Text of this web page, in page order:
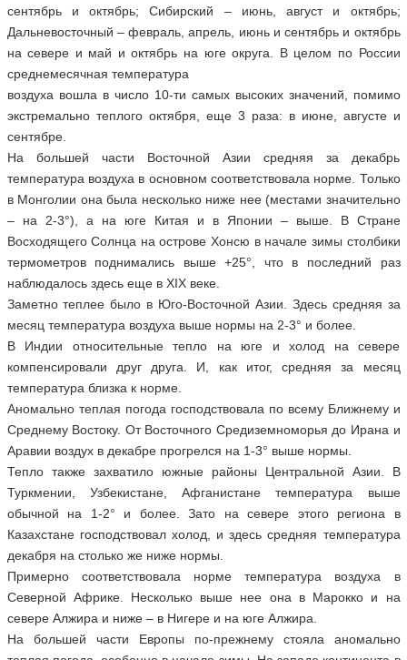
сентябрь и октябрь; Сибирский – июнь, август и октябрь;
Дальневосточный – февраль, апрель, июнь и сентябрь и октябрь
на севере и май и октябрь на юге округа. В целом по России
среднемесячная температура
воздуха вошла в число 10-ти самых высоких значений, помимо
экстремально теплого октября, еще 3 раза: в июне, августе и
сентябре.
На большей части Восточной Азии средняя за декабрь
температура воздуха в основном соответствовала норме. Только
в Монголии она была несколько ниже нее (местами значительно
– на 2-3°), а на юге Китая и в Японии – выше. В Стране
Восходящего Солнца на острове Хонсю в начале зимы столбики
термометров поднимались выше +25°, что в последний раз
наблюдалось здесь еще в XIX веке.
Заметно теплее было в Юго-Восточной Азии. Здесь средняя за
месяц температура воздуха выше нормы на 2-3° и более.
В Индии относительные тепло на юге и холод на севере
компенсировали друг друга. И, как итог, средняя за месяц
температура близка к норме.
Аномально теплая погода господствовала по всему Ближнему и
Среднему Востоку. От Восточного Средиземноморья до Ирана и
Аравии воздух в декабре прогрелся на 1-3° выше нормы.
Тепло также захватило южные районы Центральной Азии. В
Туркмении, Узбекистане, Афганистане температура выше
обычной на 1-2° и более. Зато на севере этого региона в
Казахстане господствовал холод, и здесь средняя температура
декабря на столько же ниже нормы.
Примерно соответствовала норме температура воздуха в
Северной Африке. Несколько выше нее она в Марокко и на
севере Алжира и ниже – в Нигере и на юге Алжира.
На большей части Европы по-прежнему стояла аномально